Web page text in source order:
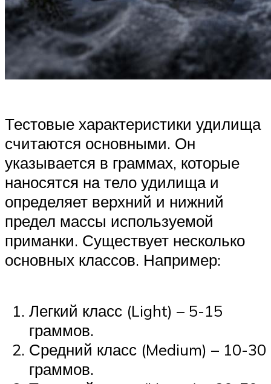
Тестовые характеристики удилища
считаются основными. Он
указывается в граммах, которые
наносятся на тело удилища и
определяет верхний и нижний
предел массы используемой
приманки. Существует несколько
основных классов. Например:
Легкий класс (Light) – 5-15
граммов.
Средний класс (Medium) – 10-30
граммов.